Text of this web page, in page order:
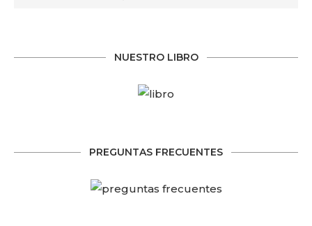
NUESTRO LIBRO
PREGUNTAS FRECUENTES